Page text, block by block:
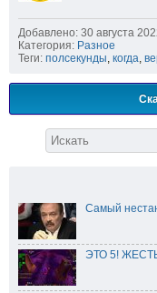
Добавлено: 30 августа
Категория: Разное
Теги: полсекунды, когда,
Самый
ЭТО 5!